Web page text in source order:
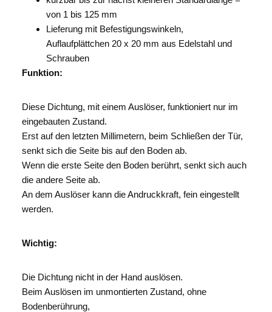
von 1 bis 125 mm
Lieferung mit Befestigungswinkeln,
Auflaufplättchen 20 x 20 mm aus Edelstahl und
Schrauben
Funktion:
Diese Dichtung, mit einem Auslöser, funktioniert nur im
eingebauten Zustand.
Erst auf den letzten Millimetern, beim Schließen der Tür,
senkt sich die Seite bis auf den Boden ab.
Wenn die erste Seite den Boden berührt, senkt sich auch
die andere Seite ab.
An dem Auslöser kann die Andruckkraft, fein eingestellt
werden.
Wichtig:
Die Dichtung nicht in der Hand auslösen.
Beim Auslösen im unmontierten Zustand, ohne
Bodenberührung,